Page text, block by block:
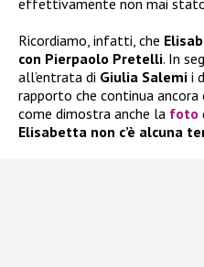
effettivamente non mai
Ricordiamo, infatti, che
con Pierpaolo Pretelli. In
all’entrata di Giulia Salemi i
rapporto che continua ancora
come dimostra anche la foto
Elisabetta non c’è alcuna